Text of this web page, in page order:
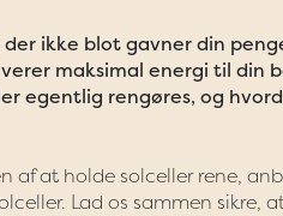
ikke blot gavner din
maksimal energi til din
egentlig rengøres, og
af at holde solceller rene,
Lad os sammen sikre,